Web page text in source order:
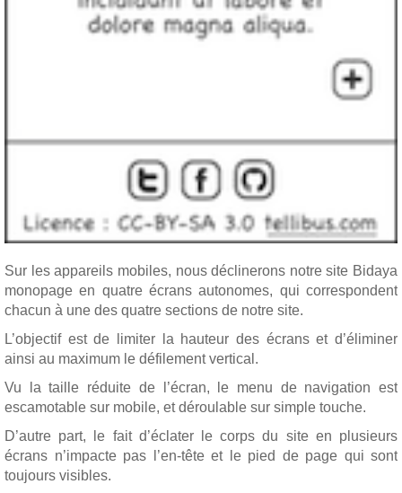
Sur les appareils mobiles, nous déclinerons notre site Bidaya
monopage en quatre écrans autonomes, qui correspondent
chacun à une des quatre sections de notre site.
L’objectif est de limiter la hauteur des écrans et d’éliminer
ainsi au maximum le défilement vertical.
Vu la taille réduite de l’écran, le menu de navigation est
escamotable sur mobile, et déroulable sur simple touche.
D’autre part, le fait d’éclater le corps du site en plusieurs
écrans n’impacte pas l’en-tête et le pied de page qui sont
toujours visibles.